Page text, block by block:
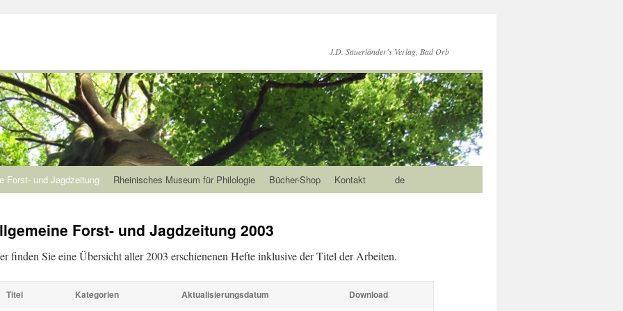
J.D. Sauerländer's Verlag, Bad Orb
Forst- und Jagdzeitung Rheinisches Museum für Philologie Bücher-Shop Kontakt de
Forst- und Jagdzeitung 2003
finden Sie eine Übersicht aller 2003 erschienenen Hefte inklusive der Titel der Arbeiten.
Titel Kategorien Aktualisierungsdatum Download